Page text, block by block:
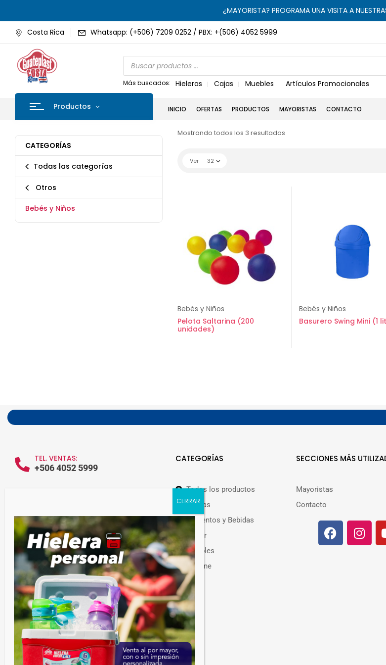
¿MAYORISTA? PROGRAMA UNA VISITA A
Costa Rica Whatsapp: (+506) 7209 0252 / PBX: +(506) 4052 5999
Más buscados: Hieleras Cajas Muebles Artículos Promocionales
Productos INICIO OFERTAS PRODUCTOS MAYORISTAS CONTACTO
CATEGORÍAS
Todas las categorías
Otros
Bebés y Niños
Mostrando todos los 3 resultados
Ver 32
Bebés y Niños
Pelota Saltarina (200
unidades)
Bebés y Niños
Basurero Swing Mini (1
TEL. VENTAS:
+506 4052 5999
Guateplast Costa Rica.
Fabricante y distribuidor de productos
plásticos.
Venta de productos plásticos por mayor en
Costa Rica. Más de 300 productos
disponibles.
CATEGORÍAS
Todos los productos
Ofertas
Alimentos y Bebidas
Hogar
Muebles
Higiene
Otros
SECCIONES MÁS
Mayoristas
Contacto